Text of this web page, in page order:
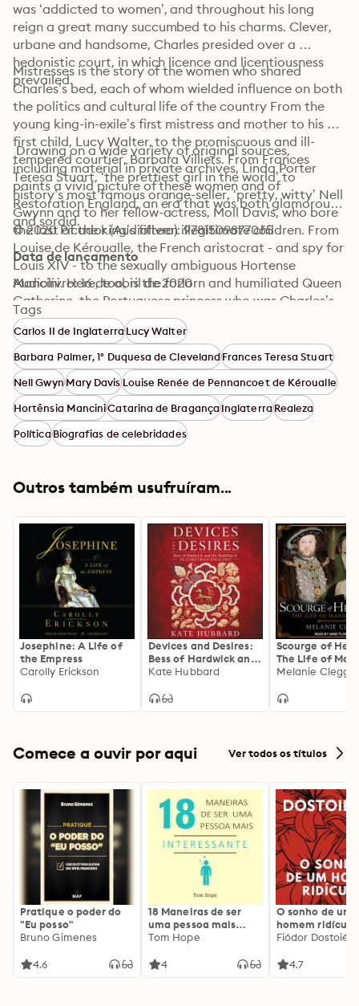
was ‘addicted to women’, and throughout his long
reign a great many succumbed to his charms. Clever,
urbane and handsome, Charles presided over a
hedonistic court, in which licence and licentiousness
prevailed.
Mistresses is the story of the women who shared
Charles’s bed, each of whom wielded influence on both
the politics and cultural life of the country From the
young king-in-exile’s first mistress and mother to his
first child, Lucy Walter, to the promiscuous and ill-
tempered courtier, Barbara Villiers. From Frances
Teresa Stuart, ‘the prettiest girl in the world’ to
history’s most famous orange-seller, ‘pretty, witty’ Nell
Gwynn and to her fellow-actress, Moll Davis, who bore
the last of the king’s fifteen illegitimate children. From
Louise de Kéroualle, the French aristocrat - and spy for
Louis XIV - to the sexually ambiguous Hortense
Mancini. Here, too, is the forlorn and humiliated Queen
Catherine, the Portuguese princess who was Charles’s
childless queen.
Drawing on a wide variety of original sources,
including material in private archives, Linda Porter
paints a vivid picture of these women and of
Restoration England, an era that was both glamorous
and sordid.
© 2020 Picador (Audiolivro): 9781509877065
Data de lançamento
Audiolivro: 16 de abril de 2020
Tags
Carlos II de InglaterraLucy Walter
Barbara Palmer, 1° Duquesa de ClevelandFrances Teresa Stuart
Nell GwynMary DavisLouise Renée de Pennancoet de Kéroualle
Hortênsia ManciniCatarina de BragançaInglaterraRealeza
PolíticaBiografias de celebridades
Outros também usufruíram...
Josephine: A Life of
the Empress
Carolly Erickson
Devices and Desires:
Bess of Hardwick and
the Building of
Kate Hubbard
Scourge of
The Life of
Guise
Melanie Clegg
Comece a ouvir por aqui Ver todos os títulos
Pratique o poder do
"Eu posso"
Bruno Gimenes
4.6
18 Maneiras de ser
uma pessoa mais
interessante
Tom Hope
4
O sonho de um
homem ridículo
Fiódor
4.7